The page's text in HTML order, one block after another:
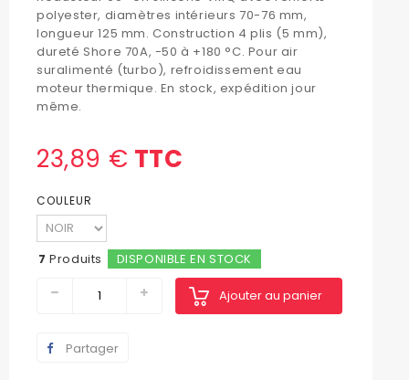
polyester, diamètres intérieurs 70-76 mm,
longueur 125 mm. Construction 4 plis (5 mm),
dureté Shore 70A, -50 à +180 °C. Pour air
suralimenté (turbo), refroidissement eau
moteur thermique. En stock, expédition jour
même.
23,89 € TTC
COULEUR
7 Produits DISPONIBLE EN STOCK
Ajouter au panier
Partager